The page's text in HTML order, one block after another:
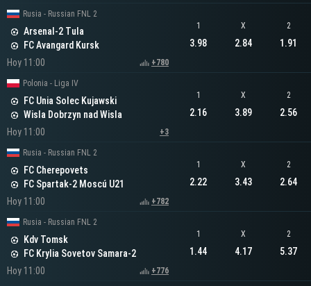
Rusia - Russian FNL 2
Arsenal-2 Tula
FC Avangard Kursk
Hoy 11:00
+780
1
3.98
X
2.84
2
1.91
Polonia - Liga IV
FC Unia Solec Kujawski
Wisla Dobrzyn nad Wisla
Hoy 11:00
+3
1
2.16
X
3.89
2
2.56
Rusia - Russian FNL 2
FC Cherepovets
FC Spartak-2 Moscú U21
Hoy 11:00
+782
1
2.22
X
3.43
2
2.64
Rusia - Russian FNL 2
Kdv Tomsk
FC Krylia Sovetov Samara-2
Hoy 11:00
+776
1
1.44
X
4.17
2
5.37